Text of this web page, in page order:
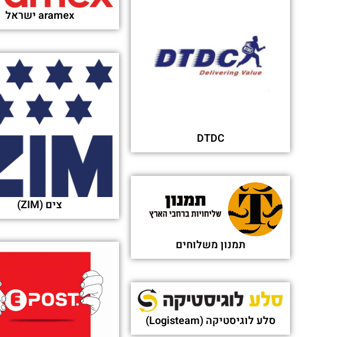
DTDC
aramex ישראל
צים (ZIM)
תמנון משלוחים
סלע לוגיסטיקה (Logisteam)